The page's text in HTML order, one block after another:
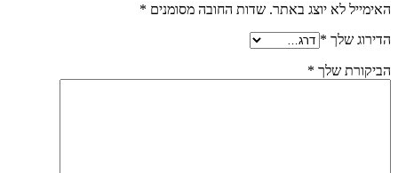
האימייל לא יוצג באתר. שדות החובה מסומנים *
הדירוג שלך *
הביקורת שלך *